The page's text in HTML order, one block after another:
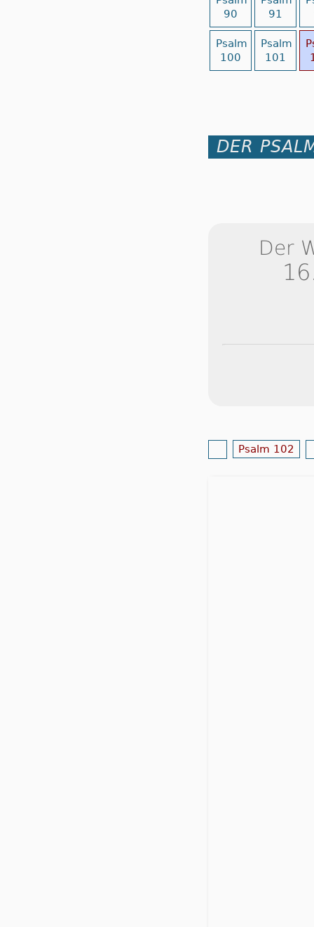
90
91
Psalm
100
Psalm
101
DER
Der
Psalm 102